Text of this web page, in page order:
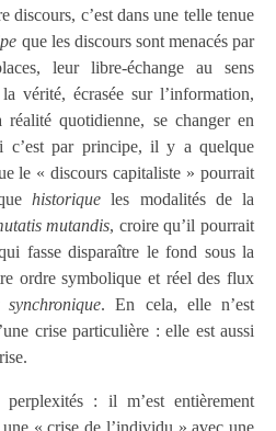
discours, c’est dans une telle tenue
que les discours sont menacés par
leur libre-échange au sens
vérité, écrasée sur l’information,
quotidienne, se changer en
c’est par principe, il y a quelque
le « discours capitaliste » pourrait
historique les modalités de la
mutandis, croire qu’il pourrait
fasse disparaître le fond sous la
ordre symbolique et réel des flux
. En cela, elle n’est
crise particulière : elle est aussi
: il m’est entièrement